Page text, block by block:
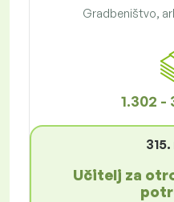
Gradbeništvo,
1.302 -
Učitelj za